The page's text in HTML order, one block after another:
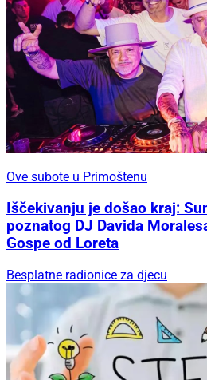
Ove subote u Primoštenu
Iščekivanju je došao kraj:
poznatog DJ Davida
Gospe od Loreta
Besplatne radionice za djecu